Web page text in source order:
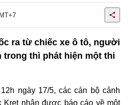
ra từ chiếc xe ô tô, người
trong thì phát hiện một thi
ngày 17/5, các cán bộ cảnh
nhận được báo cáo về một